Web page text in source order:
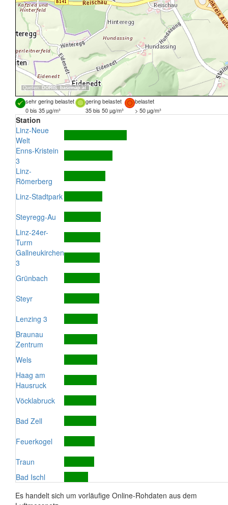
Quellen: DORIS, basemap.at
sehr gering belastet gering belastet
belastet
0 bis 35 µg/m³
35 bis 50 µg/m³ > 50 µg/m³
Station
Linz-Neue
Welt
Enns-Kristein
3
Linz-
Römerberg
Linz-Stadtpark
Steyregg-Au
Linz-24er-
Turm
Gallneukirchen
3
Grünbach
Steyr
Lenzing 3
Braunau
Zentrum
Wels
Haag am
Hausruck
Vöcklabruck
Bad Zell
Feuerkogel
Traun
Bad Ischl
Es handelt sich um vorläufige Online-Rohdaten aus dem